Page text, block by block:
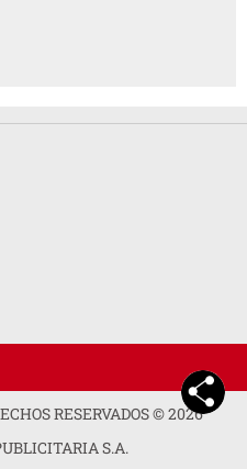
RESERVADOS ©2026
S.A.